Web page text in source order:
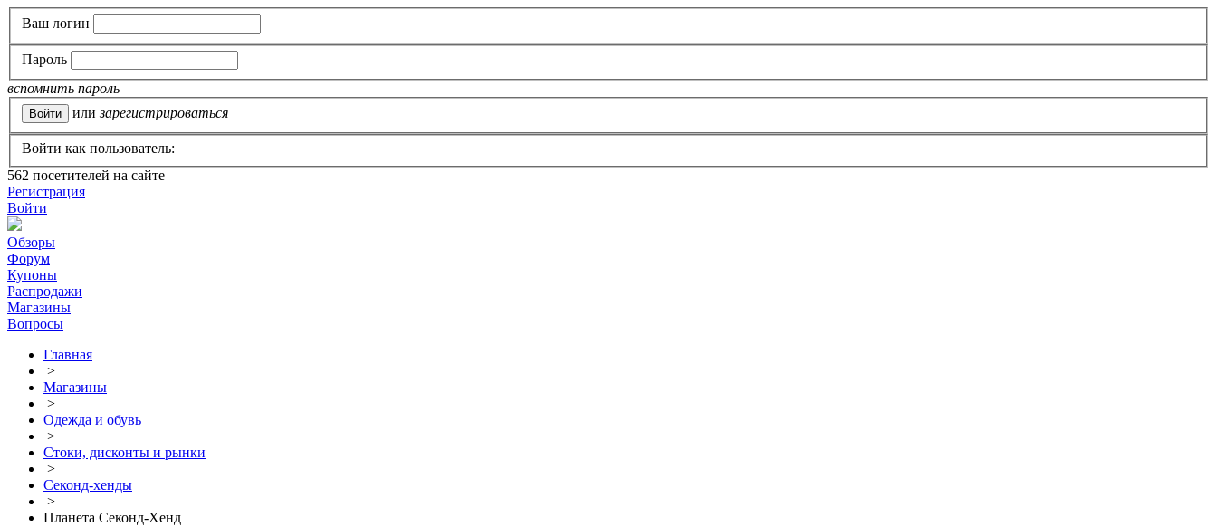
Ваш логин
Пароль
вспомнить пароль
или зарегистрироваться
Войти как пользователь:
562 посетителей на сайте
Регистрация
Войти
Обзоры
Форум
Купоны
Распродажи
Магазины
Вопросы
Главная
>
Магазины
>
Одежда и обувь
>
Стоки, дисконты и рынки
>
Секонд-хенды
>
Планета Секонд-Хенд